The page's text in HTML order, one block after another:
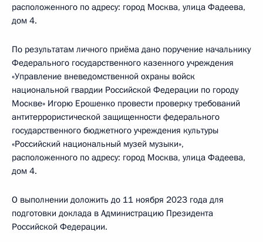
расположенного по адресу: город Москва, улица Фадеева,
дом 4.
По результатам личного приёма дано поручение начальнику
Федерального государственного казенного учреждения
«Управление вневедомственной охраны войск
национальной гвардии Российской Федерации по городу
Москве» Игорю Ерошенко провести проверку требований
антитеррористической защищенности федерального
государственного бюджетного учреждения культуры
«Российский национальный музей музыки»,
расположенного по адресу: город Москва, улица Фадеева,
дом 4.
О выполнении доложить до 11 ноября 2023 года для
подготовки доклада в Администрацию Президента
Российской Федерации.